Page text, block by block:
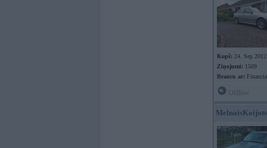
Kopš: 24. Sep 2012
Ziņojumi: 1509
Braucu ar:
MelnaisKoijots